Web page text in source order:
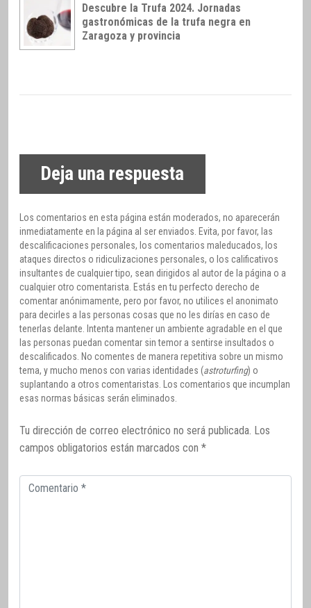
Descubre la Trufa 2024. Jornadas
gastronómicas de la trufa negra en
Zaragoza y provincia
Deja una respuesta
Los comentarios en esta página están moderados, no aparecerán
inmediatamente en la página al ser enviados. Evita, por favor, las
descalificaciones personales, los comentarios maleducados, los
ataques directos o ridiculizaciones personales, o los calificativos
insultantes de cualquier tipo, sean dirigidos al autor de la página o a
cualquier otro comentarista. Estás en tu perfecto derecho de
comentar anónimamente, pero por favor, no utilices el anonimato
para decirles a las personas cosas que no les dirías en caso de
tenerlas delante. Intenta mantener un ambiente agradable en el que
las personas puedan comentar sin temor a sentirse insultados o
descalificados. No comentes de manera repetitiva sobre un mismo
tema, y mucho menos con varias identidades (astroturfing) o
suplantando a otros comentaristas. Los comentarios que incumplan
esas normas básicas serán eliminados.
Tu dirección de correo electrónico no será publicada. Los
campos obligatorios están marcados con *
Comentario